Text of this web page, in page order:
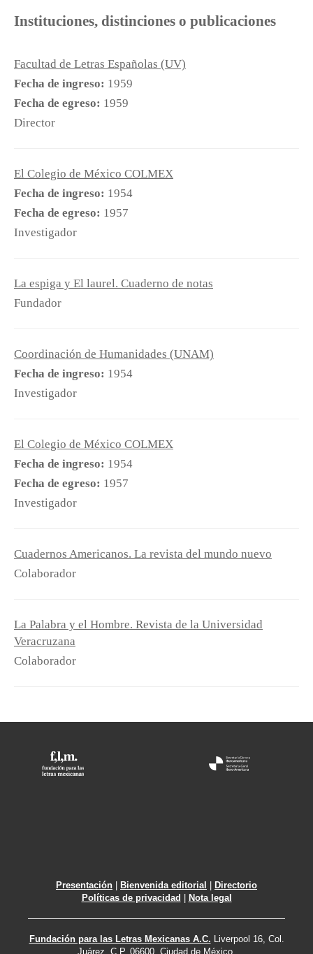
Instituciones, distinciones o publicaciones
Facultad de Letras Españolas (UV)
Fecha de ingreso: 1959
Fecha de egreso: 1959
Director
El Colegio de México COLMEX
Fecha de ingreso: 1954
Fecha de egreso: 1957
Investigador
La espiga y El laurel. Cuaderno de notas
Fundador
Coordinación de Humanidades (UNAM)
Fecha de ingreso: 1954
Investigador
El Colegio de México COLMEX
Fecha de ingreso: 1954
Fecha de egreso: 1957
Investigador
Cuadernos Americanos. La revista del mundo nuevo
Colaborador
La Palabra y el Hombre. Revista de la Universidad
Veracruzana
Colaborador
Presentación Bienvenida editorial
Directorio
Políticas de privacidad
Nota legal
Fundación para las Letras Mexicanas A.C. Liverpool 16, Col.
Juárez. C.P. 06600. Ciudad de México.